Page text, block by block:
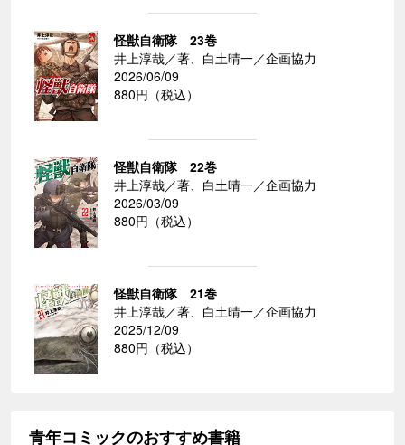
怪獣自衛隊 23巻
井上淳哉／著、白土晴一／企画協力
2026/06/09
880円（税込）
怪獣自衛隊 22巻
井上淳哉／著、白土晴一／企画協力
2026/03/09
880円（税込）
怪獣自衛隊 21巻
井上淳哉／著、白土晴一／企画協力
2025/12/09
880円（税込）
青年コミックのおすすめ書籍